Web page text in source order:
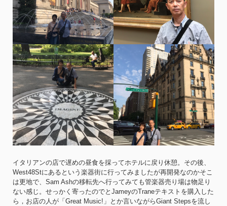
イタリアンの店で遅めの昼食を採ってホテルに戻り休憩。その後、
West48Stにあるという楽器街に行ってみましたが再開発なのかそこ
は更地で、Sam Ashの移転先へ行ってみても管楽器売り場は物足り
ない感じ。せっかく寄ったのでとJameyのTraneテキストを購入した
ら，お店の人が「Great Music!」とか言いながらGiant Stepsを流し